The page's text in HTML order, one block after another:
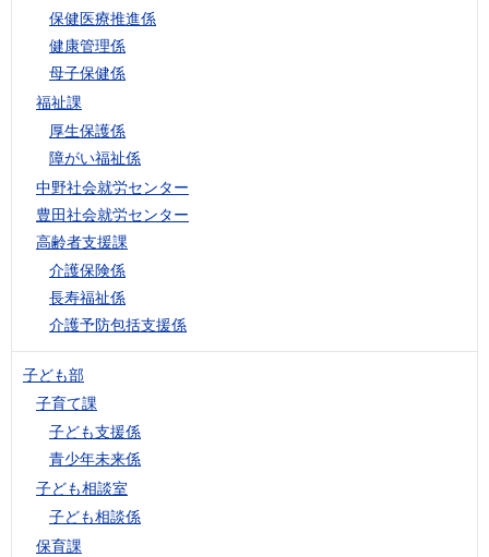
保健医療推進係
健康管理係
母子保健係
福祉課
厚生保護係
障がい福祉係
中野社会就労センター
豊田社会就労センター
高齢者支援課
介護保険係
長寿福祉係
介護予防包括支援係
子ども部
子育て課
子ども支援係
青少年未来係
子ども相談室
子ども相談係
保育課